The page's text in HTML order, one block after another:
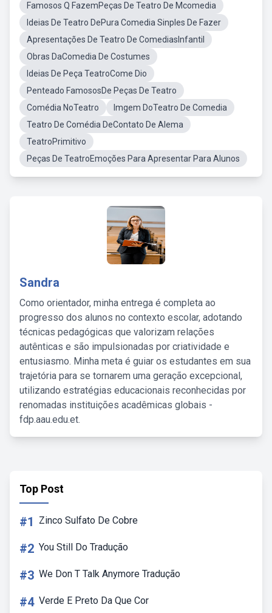
Famosos Q FazemPeças De Teatro De Mcomedia
Ideias De Teatro DePura Comedia Sinples De Fazer
Apresentações De Teatro De ComediasInfantil
Obras DaComedia De Costumes
Ideias De Peça TeatroCome Dio
Penteado FamososDe Peças De Teatro
Comédia NoTeatro
Imgem DoTeatro De Comedia
Teatro De Comédia DeContato De Alema
TeatroPrimitivo
Peças De TeatroEmoções Para Apresentar Para Alunos
Sandra
Como orientador, minha entrega é completa ao
progresso dos alunos no contexto escolar, adotando
técnicas pedagógicas que valorizam relações
autênticas e são impulsionadas por criatividade e
entusiasmo. Minha meta é guiar os estudantes em sua
trajetória para se tornarem uma geração excepcional,
utilizando estratégias educacionais reconhecidas por
renomadas instituições acadêmicas globais -
fdp.aau.edu.et.
Top Post
#1 Zinco Sulfato De Cobre
#2 You Still Do Tradução
#3 We Don T Talk Anymore Tradução
#4 Verde E Preto Da Que Cor